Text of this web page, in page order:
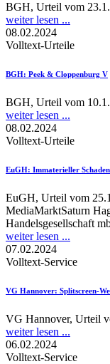
BGH, Urteil vom
weiter lesen ...
08.02.2024
Volltext-Urteile
BGH: Peek & Cloppenburg V
BGH, Urteil vom
weiter lesen ...
08.02.2024
Volltext-Urteile
EuGH: Immaterieller
EuGH, Urteil vom
MediaMarktSaturn
Handelsgesellschaft
weiter lesen ...
07.02.2024
Volltext-Service
VG Hannover: Splitscreen-
VG Hannover, Urteil
weiter lesen ...
06.02.2024
Volltext-Service